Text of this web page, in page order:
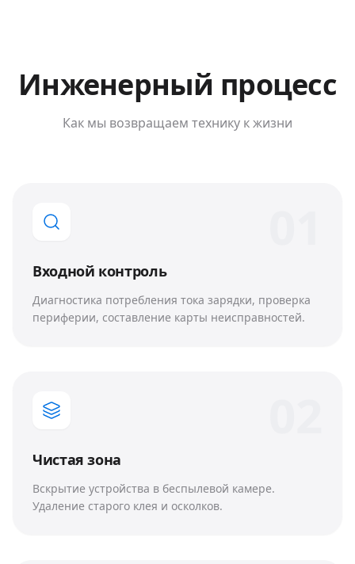
Инженерный процесс
Как мы возвращаем технику к жизни
Входной контроль
Диагностика потребления тока зарядки, проверка
периферии, составление карты неисправностей.
Чистая зона
Вскрытие устройства в беспылевой камере.
Удаление старого клея и осколков.